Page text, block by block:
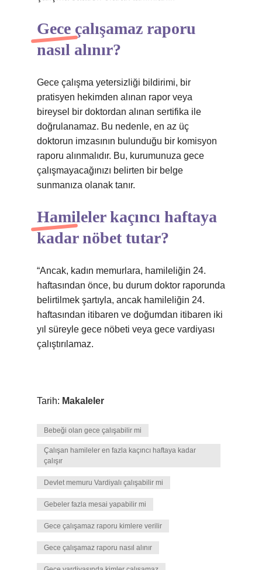
Gece çalışamaz raporu
nasıl alınır?
Gece çalışma yetersizliği bildirimi, bir
pratisyen hekimden alınan rapor veya
bireysel bir doktordan alınan sertifika ile
doğrulanamaz. Bu nedenle, en az üç
doktorun imzasının bulunduğu bir komisyon
raporu alınmalıdır. Bu, kurumunuza gece
çalışmayacağınızı belirten bir belge
sunmanıza olanak tanır.
Hamileler kaçıncı haftaya
kadar nöbet tutar?
“Ancak, kadın memurlara, hamileliğin 24.
haftasından önce, bu durum doktor raporunda
belirtilmek şartıyla, ancak hamileliğin 24.
haftasından itibaren ve doğumdan itibaren iki
yıl süreyle gece nöbeti veya gece vardiyası
çalıştırılamaz.
Tarih: Makaleler
Bebeği olan gece çalışabilir mi
Çalışan hamileler en fazla kaçıncı haftaya kadar
çalışır
Devlet memuru Vardiyalı çalışabilir mi
Gebeler fazla mesai yapabilir mi
Gece çalışamaz raporu kimlere verilir
Gece çalışamaz raporu nasıl alınır